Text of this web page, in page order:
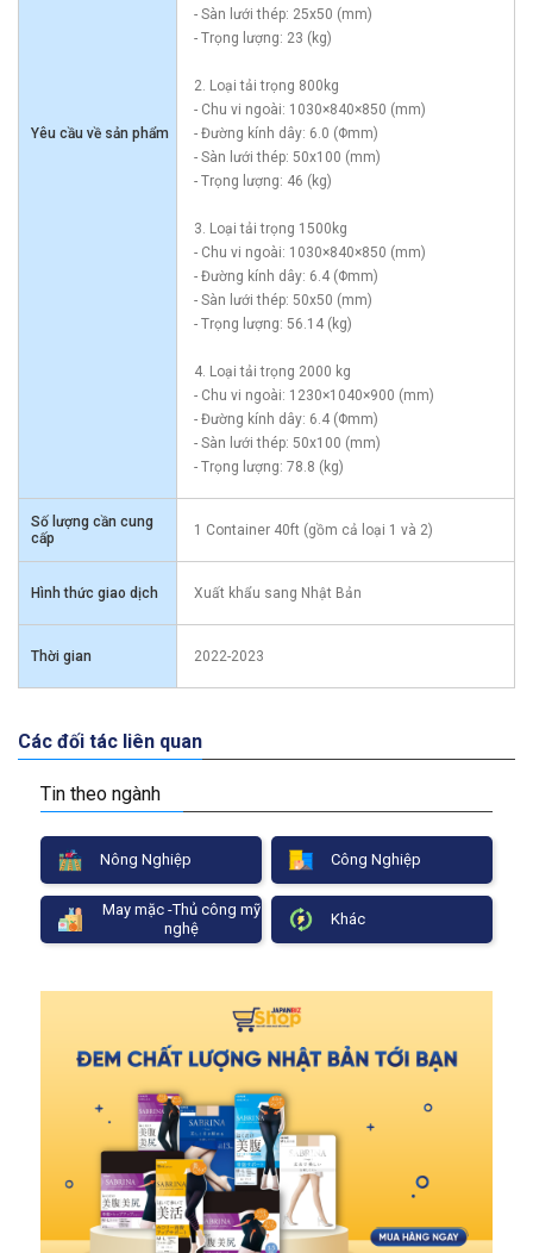
Yêu cầu về sản phẩm
- Sàn lưới thép: 25x50 (mm)
- Trọng lượng: 23 (kg)
2. Loại tải trọng 800kg
- Chu vi ngoài: 1030×840×850 (mm)
- Đường kính dây: 6.0 (Φmm)
- Sàn lưới thép: 50x100 (mm)
- Trọng lượng: 46 (kg)
3. Loại tải trọng 1500kg
- Chu vi ngoài: 1030×840×850 (mm)
- Đường kính dây: 6.4 (Φmm)
- Sàn lưới thép: 50x50 (mm)
- Trọng lượng: 56.14 (kg)
4. Loại tải trọng 2000 kg
- Chu vi ngoài: 1230×1040×900 (mm)
- Đường kính dây: 6.4 (Φmm)
- Sàn lưới thép: 50x100 (mm)
- Trọng lượng: 78.8 (kg)
Số lượng cần cung
cấp
1 Container 40ft (gồm cả loại 1 và 2)
Hình thức giao dịch Xuất khẩu sang Nhật Bản
Thời gian 2022-2023
Các đối tác liên quan
Tin theo ngành
Nông Nghiệp Công Nghiệp
May mặc -Thủ công mỹ
nghệ
Khác